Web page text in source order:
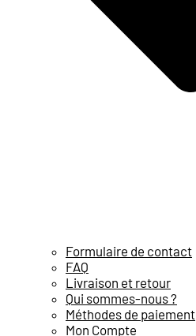
Formulaire de contact
FAQ
Livraison et retour
Qui sommes-nous ?
Méthodes de paiement
Mon Compte